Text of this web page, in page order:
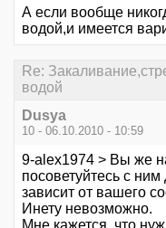
А если вообще
водой,и имеется
Re:
водой
Dusya
10 - 06.10.2010 - 10:59
9-alex1974 > Вы же
посоветуйтесь с
зависит от вашего
Инету невозможно.
Мне кажется, что